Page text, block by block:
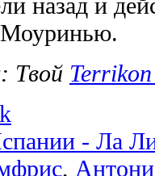
Моуринью.
Твой
- Ла
,